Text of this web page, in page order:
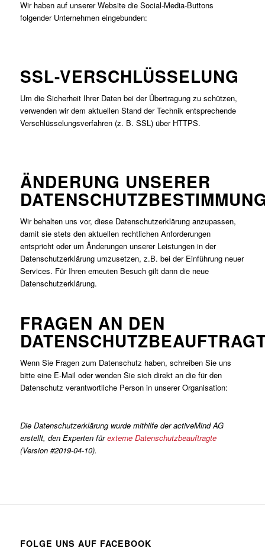
Wir haben auf unserer Website die Social-Media-Buttons
folgender Unternehmen eingebunden:
SSL-VERSCHLÜSSELUNG
Um die Sicherheit Ihrer Daten bei der Übertragung zu schützen,
verwenden wir dem aktuellen Stand der Technik entsprechende
Verschlüsselungsverfahren (z. B. SSL) über HTTPS.
ÄNDERUNG UNSERER
Wir behalten uns vor, diese Datenschutzerklärung anzupassen,
damit sie stets den aktuellen rechtlichen Anforderungen
entspricht oder um Änderungen unserer Leistungen in der
Datenschutzerklärung umzusetzen, z.B. bei der Einführung neuer
Services. Für Ihren erneuten Besuch gilt dann die neue
Datenschutzerklärung.
FRAGEN AN DEN
Wenn Sie Fragen zum Datenschutz haben, schreiben Sie uns
bitte eine E-Mail oder wenden Sie sich direkt an die für den
Datenschutz verantwortliche Person in unserer Organisation:
Die Datenschutzerklärung wurde mithilfe der activeMind AG
erstellt, den Experten fürexterne Datenschutzbeauftragte
(Version #2019-04-10).
FOLGE UNS AUF FACEBOOK